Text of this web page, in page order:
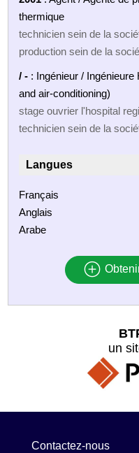
thermique
technicien sein de la
production sein de la
/ - : Ingénieur /
and air-conditioning)
stage ouvrier l'hospital
technicien sein de la
Langues
Français
Anglais
Arabe
un
Contactez-nous